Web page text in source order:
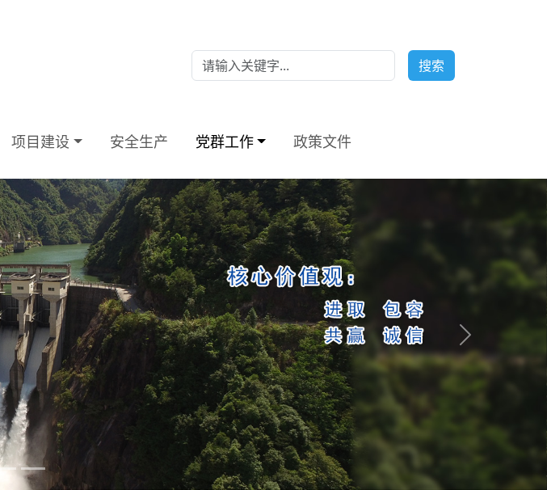
搜索
项目建设 安全生产 党群工作 政策文件
Next